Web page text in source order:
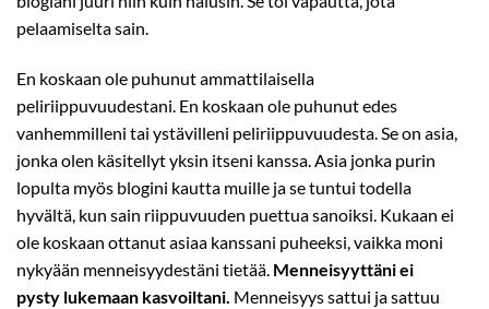
pelaamiselta sain.
En koskaan ole puhunut ammattilaisella
peliriippuvuudestani. En koskaan ole puhunut edes
vanhemmilleni tai ystävilleni peliriippuvuudesta. Se on asia,
jonka olen käsitellyt yksin itseni kanssa. Asia jonka purin
lopulta myös blogini kautta muille ja se tuntui todella
hyvältä, kun sain riippuvuuden puettua sanoiksi. Kukaan ei
ole koskaan ottanut asiaa kanssani puheeksi, vaikka moni
nykyään menneisyydestäni tietää. Menneisyyttäni ei
pysty lukemaan kasvoiltani. Menneisyys sattui ja sattuu